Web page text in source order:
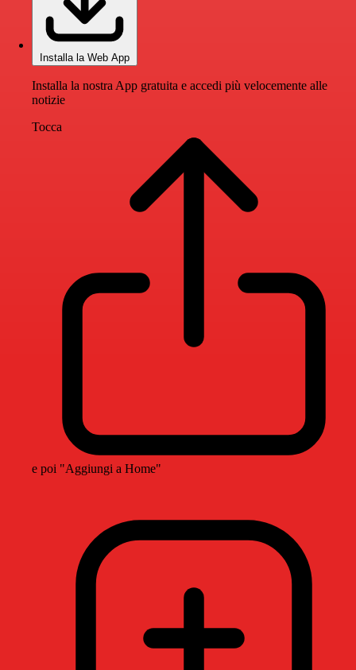
Installa la Web App
Installa la nostra App gratuita e accedi più velocemente alle
notizie
Tocca
e poi "Aggiungi a Home"